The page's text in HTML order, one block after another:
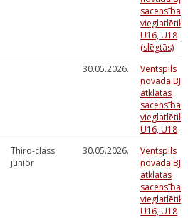
sacensības
vieglatlētikā
U16, U18
(slēgtās)
30.05.2026.
Ventspils
novada
atklātās
sacensības
vieglatlētikā
U16, U18
Third-class
junior
30.05.2026.
Ventspils
novada
atklātās
sacensības
vieglatlētikā
U16, U18